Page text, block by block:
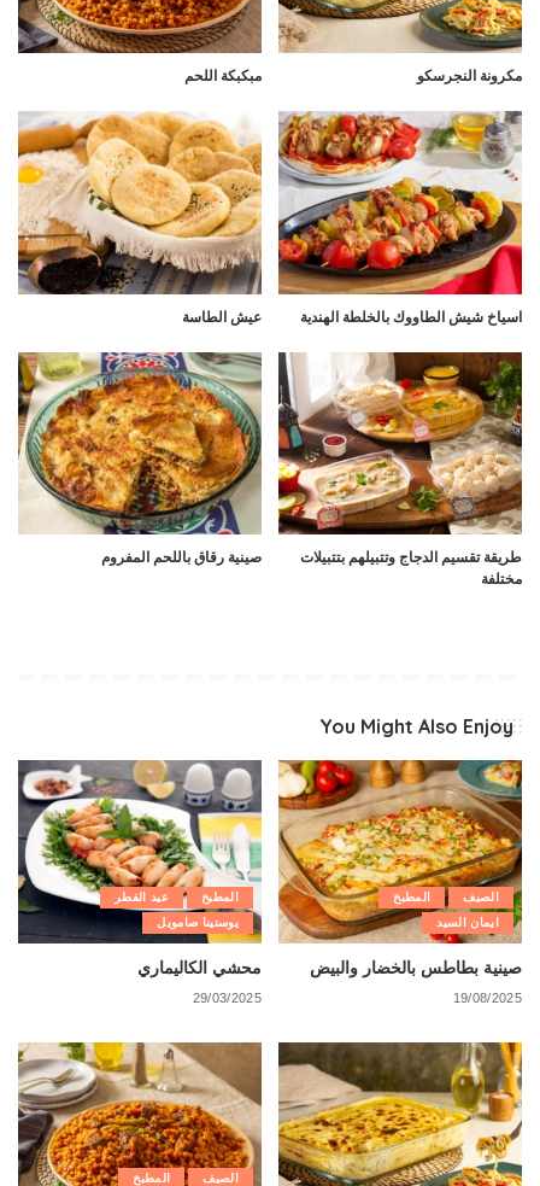
مكرونة النجرسكو مبكبكة اللحم
اسياخ شيش الطاووك بالخلطة الهندية عيش الطاسة
طريقة تقسيم الدجاج وتتبيلهم بتتبيلات
مختلفة
صينية رقاق باللحم المفروم
You Might Also Enjoy
الصيف
المطبخ
ايمان السيد
صينية بطاطس بالخضار والبيض
19/08/2025
المطبخ
عيد الفطر
يوستينا صامويل
محشي الكاليماري
29/03/2025
الصيف المطبخ